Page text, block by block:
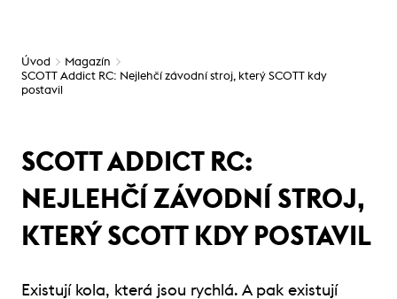
Úvod
Magazín
SCOTT Addict RC: Nejlehčí závodní stroj, který SCOTT kdy
postavil
SCOTT ADDICT RC:
NEJLEHČÍ ZÁVODNÍ STROJ,
KTERÝ SCOTT KDY POSTAVIL
Existují kola, která jsou rychlá. A pak existují